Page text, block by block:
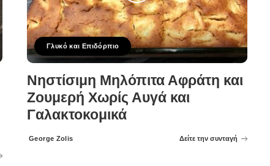
Γλυκό και Επιδόρπιο
Νηστίσιμη Μηλόπιτα Αφράτη και
Ζουμερή Χωρίς Αυγά και
Γαλακτοκομικά
Posted
George Zolis Δείτε την συνταγή